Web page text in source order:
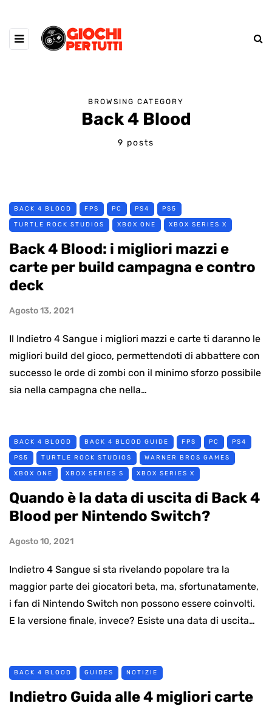
BROWSING CATEGORY
Back 4 Blood
9 posts
BACK 4 BLOOD FPS PC PS4 PS5
TURTLE ROCK STUDIOS XBOX ONE XBOX SERIES X
Back 4 Blood: i migliori mazzi e
carte per build campagna e contro
deck
Agosto 13, 2021
Il Indietro 4 Sangue i migliori mazzi e carte ti daranno le
migliori build del gioco, permettendoti di abbattere con
successo le orde di zombi con il minimo sforzo possibile
sia nella campagna che nella…
BACK 4 BLOOD BACK 4 BLOOD GUIDE FPS PC PS4
PS5 TURTLE ROCK STUDIOS WARNER BROS GAMES
XBOX ONE XBOX SERIES S XBOX SERIES X
Quando è la data di uscita di Back 4
Blood per Nintendo Switch?
Agosto 10, 2021
Indietro 4 Sangue si sta rivelando popolare tra la
maggior parte dei giocatori beta, ma, sfortunatamente,
i fan di Nintendo Switch non possono essere coinvolti.
E la versione finale, invece? Esiste una data di uscita…
BACK 4 BLOOD GUIDES NOTIZIE
Indietro Guida alle 4 migliori carte